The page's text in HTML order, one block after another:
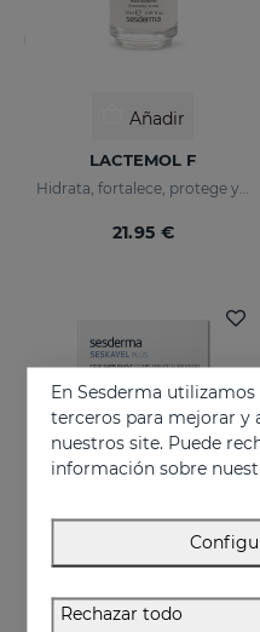
Añadir
LACTEMOL F
Hidrata, fortalece, protege y regula el crecimiento de las uñas.
21.95 €
SESKAVEL Plus Cápsulas
En Sesderma
terceros para mejorar y
nuestros site. Puede
información sobre
Rechazar todo